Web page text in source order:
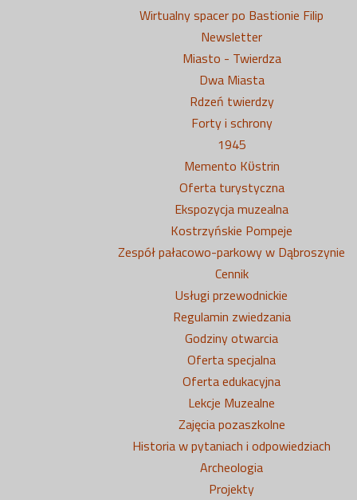
Wirtualny spacer po Bastionie Filip
Newsletter
Miasto - Twierdza
Dwa Miasta
Rdzeń twierdzy
Forty i schrony
1945
Memento Kϋstrin
Oferta turystyczna
Ekspozycja muzealna
Kostrzyńskie Pompeje
Zespół pałacowo-parkowy w Dąbroszynie
Cennik
Usługi przewodnickie
Regulamin zwiedzania
Godziny otwarcia
Oferta specjalna
Oferta edukacyjna
Lekcje Muzealne
Zajęcia pozaszkolne
Historia w pytaniach i odpowiedziach
Archeologia
Projekty